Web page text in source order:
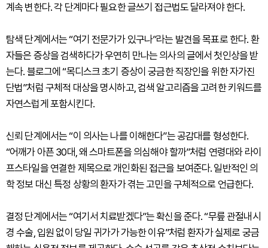
계속 변한다. 각 단계마다 필요한 글쓰기 접근법도 달라져야 한다.
탐색 단계에서는 “여기 전문가가 있구나”라는 발견을 목표로 한다. 환
자들은 증상을 검색하다가 우연히 만나는 의사의 글에서 첫인상을 받
는다. 블로그에 “목디스크 초기 증상이 궁금한 직장인을 위한 자가진
단법”처럼 구체적 대상을 명시하고, 검색 알고리즘을 고려한 키워드를
자연스럽게 포함시킨다.
신뢰 단계에서는 “이 의사는 나를 이해한다”는 공감대를 형성한다.
“어깨가 아픈 30대, 왜 스마트폰을 의심해야 할까”처럼 연령대와 라이
프스타일을 연결한 제목으로 개인화된 접근을 보여준다. 일반적인 의
학 정보 대신 특정 상황의 환자가 겪는 고민을 구체적으로 언급한다.
결정 단계에서는 “여기서 치료받겠다”는 확신을 준다. “무릎 관절내시
경 수술, 입원 없이 당일 귀가가 가능한 이유”처럼 환자가 실제로 궁금